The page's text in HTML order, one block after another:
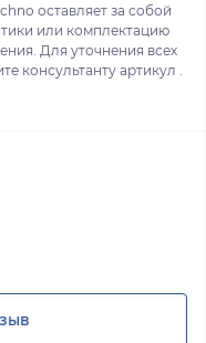
оставляет за собой
или комплектацию
Для уточнения всех
консультанту артикул .